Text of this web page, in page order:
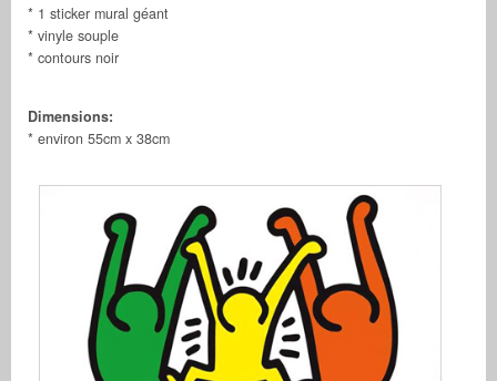
* 1 sticker mural géant
* vinyle souple
* contours noir
Dimensions:
* environ 55cm x 38cm